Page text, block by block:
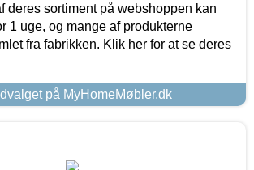
deres sortiment på webshoppen kan
1 uge, og mange af produkterne
fra fabrikken. Klik her for at se deres
på MyHomeMøbler.dk